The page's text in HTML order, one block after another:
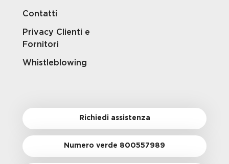
Contatti
Privacy Clienti e
Fornitori
Whistleblowing
Richiedi assistenza
Numero verde 800557989